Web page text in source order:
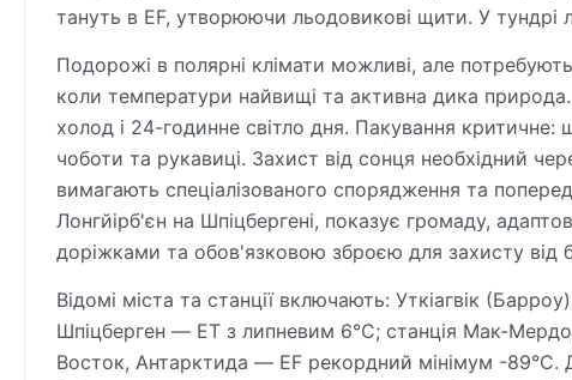
тануть в EF, утворюючи льодовикові щити. У тундрі
Подорожі в полярні клімати можливі, але
коли температури найвищі та активна дика
холод і 24-годинне світло дня. Пакування критичне:
чоботи та рукавиці. Захист від сонця необхідний
вимагають спеціалізованого спорядження та
Лонгйірб'єн на Шпіцбергені, показує громаду,
доріжками та обов'язковою зброєю для захисту від
Відомі міста та станції включають: Уткіагвік
Шпіцберген — ET з липневим 6°C; станція Мак-
Восток, Антарктида — EF рекордний мінімум -89°C.